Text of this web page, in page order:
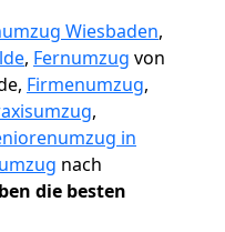
Wiesbaden,
, Fernumzug von
Firmenumzug,
,
in
nach
die besten